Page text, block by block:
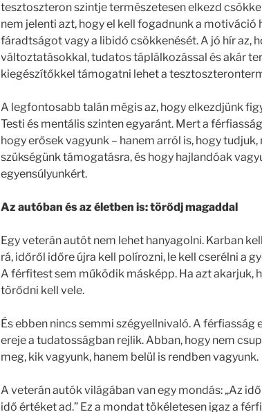
tesztoszteron szintje természetesen elkezd
nem jelenti azt, hogy el kell fogadnunk a motiváció
fáradtságot vagy a libidó csökkenését. A jó hír az,
változtatásokkal, tudatos táplálkozással és akár
kiegészítőkkel támogatni lehet a
A legfontosabb talán mégis az, hogy elkezdjünk
Testi és mentális szinten egyaránt. Mert a
hogy erősek vagyunk – hanem arról is, hogy
szükségünk támogatásra, és hogy hajlandóak
egyensúlyunkért.
Az autóban és az életben is: törődj magaddal
Egy veterán autót nem lehet hanyagolni. Karban
rá, időről időre újra kell polírozni, le kell cserélni a
A férfitest sem működik másképp. Ha azt akarjuk,
törődni kell vele.
És ebben nincs semmi szégyellnivaló. A férfiasság
ereje a tudatosságban rejlik. Abban, hogy nem
meg, kik vagyunk, hanem belül is rendben vagyunk.
A veterán autók világában van egy mondás: „Az
idő értéket ad.” Ez a mondat tökéletesen igaz a